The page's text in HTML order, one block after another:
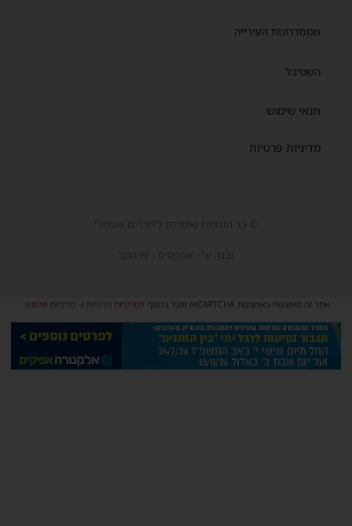
ממסדרונות העירייה
השטיבל
תנאי שימוש
מדיניות פרטיות
© כל הזכויות שמורות ל'חרדים אשדוד'
נבנה ע"י 'אמפסיס - פרסום'
אתר זה מאובטח באמצעות reCAPTCHA וגוגל בכפוף למדיניות פרטיותו-מדיניות שימוש.